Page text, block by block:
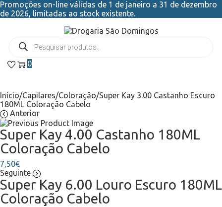
Promoções on-line válidas de 1 de janeiro a 31 de dezembro
de 2026, limitadas ao stock existente.
0
Início/Capilares/Coloração/Super Kay 3.00 Castanho Escuro
180ML Coloração Cabelo
Anterior
Super Kay 4.00 Castanho 180ML
Coloração Cabelo
7,50€
Seguinte
Super Kay 6.00 Louro Escuro 180ML
Coloração Cabelo